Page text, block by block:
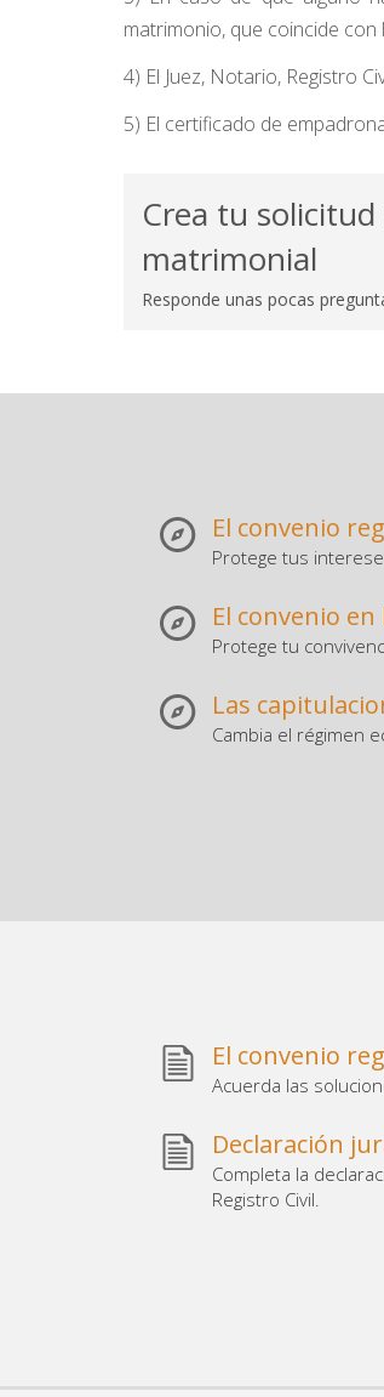
matrimonio, que coincide
4) El Juez, Notario, Registro
5) El certificado de
Crea tu
matrimonial
Responde unas pocas
El convenio
Protege tus
El convenio
Protege tu
Las
Cambia el régimen
El convenio
Acuerda las
Declaración
Completa la
Registro Civil.